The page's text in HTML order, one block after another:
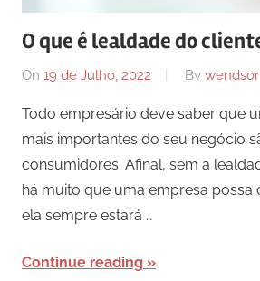
O que é lealdade do
On 19 de Julho, 2022 By
Todo empresário deve saber que
mais importantes do seu negócio
consumidores. Afinal, sem a
há muito que uma empresa possa
ela sempre estará …
Continue reading